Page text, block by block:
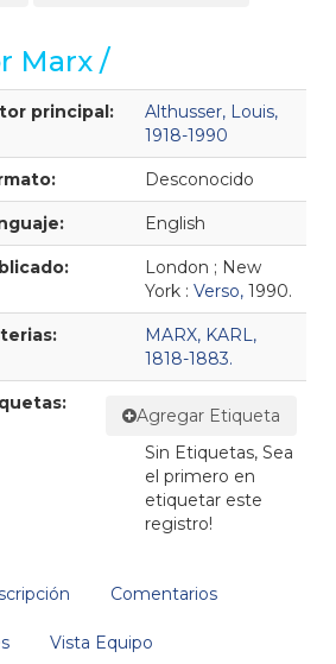
Marx /
Bibliográficos
principal:
Althusser, Louis,
1918-1990
Desconocido
English
London ; New
York : Verso, 1990.
MARX, KARL,
1818-1883.
Agregar Etiqueta
Sin Etiquetas, Sea
el primero en
etiquetar este
registro!
Comentarios
Vista Equipo